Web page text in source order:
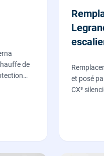
de
et posé
CX³
depuis